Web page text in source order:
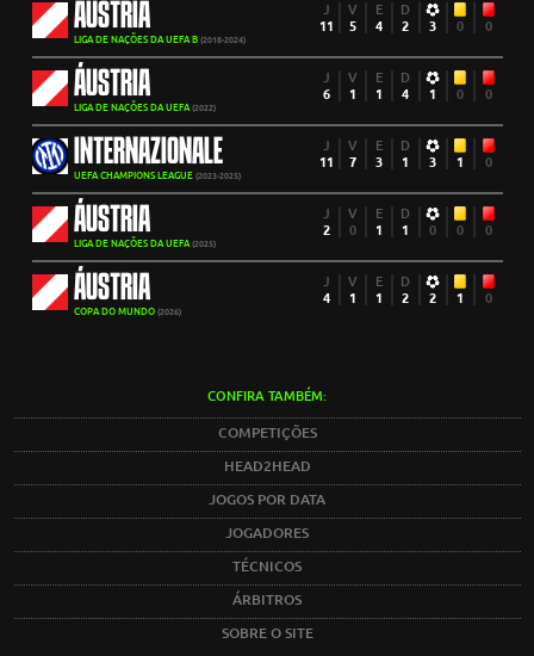
ÁUSTRIA
LIGA DE NAÇÕES DA UEFA B (2018-2024)
J
11
V
5
E
4
D
2
3 0 0
ÁUSTRIA
LIGA DE NAÇÕES DA UEFA(2022)
J
6
V
1
E
1
D
4
1 0 0
INTERNAZIONALE
UEFA CHAMPIONS LEAGUE (2023-2025)
J
11
V
7
E
3
D
1
3 1 0
ÁUSTRIA
LIGA DE NAÇÕES DA UEFA(2025)
J
2
V
0
E
1
D
1
0 0 0
ÁUSTRIA
COPA DO MUNDO (2026)
J
4
V
1
E
1
D
2
2 1 0
CONFIRA TAMBÉM:
COMPETIÇÕES
HEAD2HEAD
JOGOS POR DATA
JOGADORES
TÉCNICOS
ÁRBITROS
SOBRE O SITE